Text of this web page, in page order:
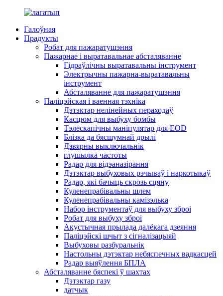
Галоўная
Прадукты
Робат для пажаратушэння
Пажарнае і выратавальнае абсталяванне
Гідраўлічны выратавальны інструмент
Электрычны пажарна-выратавальны
інструмент
Абсталяванне для пажаратушэння
Паліцэйская і ваенная тэхніка
Дэтэктар нелінейных пераходаў
Касцюм для выбуху бомбы
Тэлескапічны маніпулятар для EOD
Блізка да бясшумнай дрылі
Дзвярны выключальнік
глушылка частоты
Радар для відэаназірання
Дэтэктар выбуховых рэчываў і наркотыкаў
Радар, які бачыць скрозь сцяну
Куленепрабівальны шлем
Куленепрабівальны камізэлька
Набор інструментаў для выбуху зброі
Робат для выбуху зброі
Акустычная прылада далёкага дзеяння
Паліцэйскі шчыт з сігналізацыяй
Выбуховы разбуральнік
Настольны дэтэктар небяспечных вадкасцей
Радар выяўлення БПЛА
Абсталяванне бяспекі ў шахтах
Дэтэктар газу
датчык